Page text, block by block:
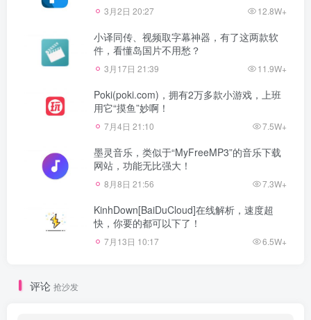
3月2日 20:27 12.8W+
小译同传、视频取字幕神器，有了这两款软
件，看懂岛国片不用愁？
3月17日 21:39 11.9W+
Poki(poki.com)，拥有2万多款小游戏，上班
用它“摸鱼”妙啊！
7月4日 21:10 7.5W+
墨灵音乐，类似于“MyFreeMP3”的音乐下载
网站，功能无比强大！
8月8日 21:56 7.3W+
KinhDown[BaiDuCloud]在线解析，速度超
快，你要的都可以下了！
7月13日 10:17 6.5W+
评论 抢沙发